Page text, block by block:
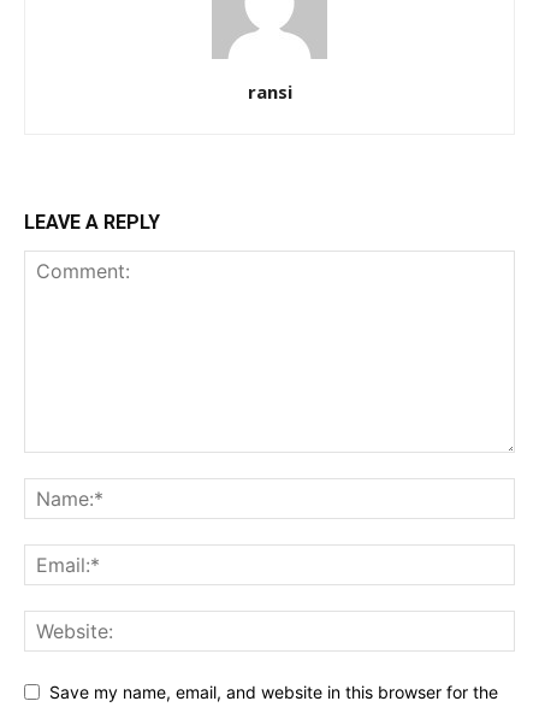
ransi
LEAVE A REPLY
Save my name, email, and website in this browser for the